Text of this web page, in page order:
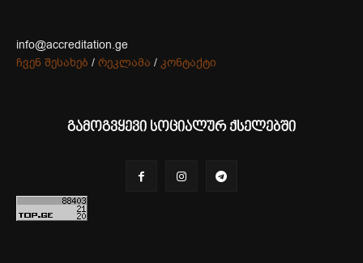
info@accreditation.ge
ჩვენ შესახებ / რეკლამა / კონტაქტი
გამოგვყევი სოციალურ ქსელებში